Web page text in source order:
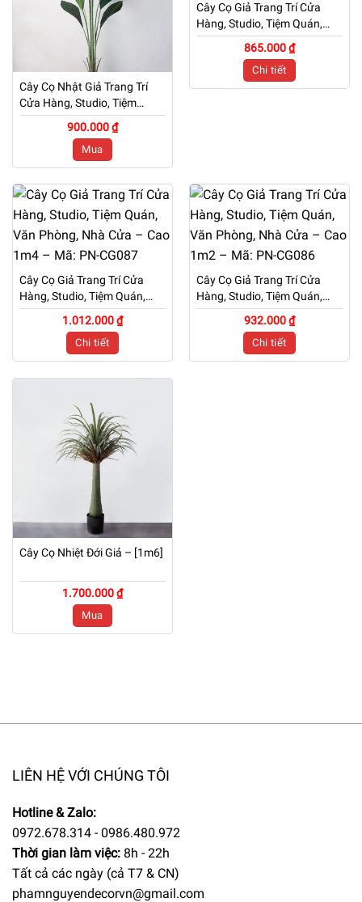
Cây Cọ Nhật Giả Trang Trí
Cửa Hàng, Studio, Tiệm
Quán, Văn Phòng, Nhà Cửa
– Cao 1m1 – Mã: PN-CG032
900.000 ₫
Mua
Cây Cọ Giả Trang Trí Cửa
Hàng, Studio, Tiệm Quán,
Văn Phòng, Nhà Cửa – Cao
1m2 – Mã: PN-CG125
865.000 ₫
Chi tiết
Cây Cọ Giả Trang Trí Cửa
Hàng, Studio, Tiệm Quán,
Văn Phòng, Nhà Cửa – Cao
1m4 – Mã: PN-CG087
1.012.000 ₫
Chi tiết
Cây Cọ Giả Trang Trí Cửa
Hàng, Studio, Tiệm Quán,
Văn Phòng, Nhà Cửa – Cao
1m2 – Mã: PN-CG086
932.000 ₫
Chi tiết
Cây Cọ Nhiệt Đới Giả – [1m6]
1.700.000 ₫
Mua
LIÊN HỆ VỚI CHÚNG TÔI
Hotline & Zalo:
0972.678.314 - 0986.480.972
Thời gian làm việc: 8h - 22h
Tất cả các ngày (cả T7 & CN)
phamnguyendecorvn@gmail.com